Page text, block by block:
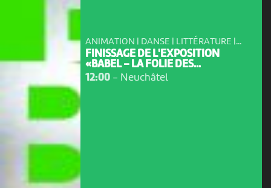
ANIMATION | DANSE | LITTÉRATURE |...
FINISSAGE DE L'EXPOSITION
«BABEL – LA FOLIE DES...
12:00- Neuchâtel